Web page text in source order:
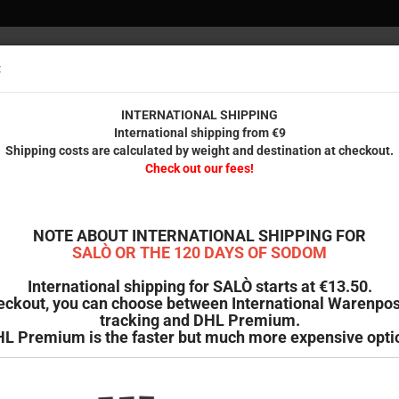
INTERNATIONAL SHIPPING
International shipping from €9
Shipping costs are calculated by weight and destination at checkout.
Check out our fees!
NOTE ABOUT INTERNATIONAL SHIPPING FOR
SALÒ OR THE 120 DAYS OF SODOM
International shipping for SALÒ starts at €13.50.
you can choose between International
tracking and DHL Premium.
Premium is the faster but much more expensive
GEDRUCKTES RESTPOSTEN B-WARE & SECOND HAND